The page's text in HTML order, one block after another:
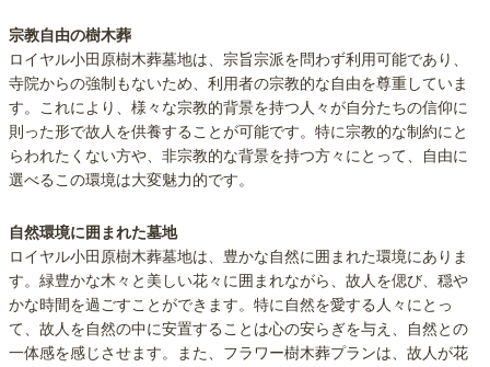
宗教自由の樹木葬
ロイヤル小田原樹木葬墓地は、宗旨宗派を問わず利用可能であり、
寺院からの強制もないため、利用者の宗教的な自由を尊重していま
す。これにより、様々な宗教的背景を持つ人々が自分たちの信仰に
則った形で故人を供養することが可能です。特に宗教的な制約にと
らわれたくない方や、非宗教的な背景を持つ方々にとって、自由に
選べるこの環境は大変魅力的です。
自然環境に囲まれた墓地
ロイヤル小田原樹木葬墓地は、豊かな自然に囲まれた環境にありま
す。緑豊かな木々と美しい花々に囲まれながら、故人を偲び、穏や
かな時間を過ごすことができます。特に自然を愛する人々にとっ
て、故人を自然の中に安置することは心の安らぎを与え、自然との
一体感を感じさせます。また、フラワー樹木葬プランは、故人が花